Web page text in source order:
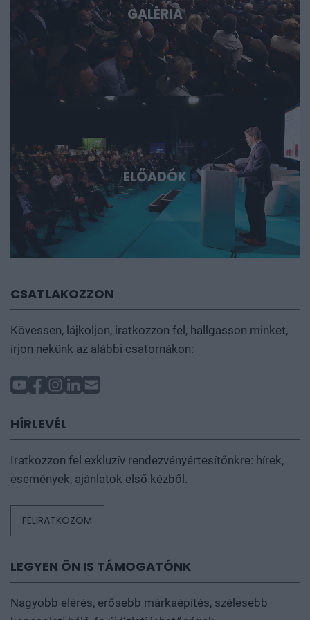
GALÉRIA
ELŐADÓK
CSATLAKOZZON
Kövessen, lájkoljon, iratkozzon fel, hallgasson minket,
írjon nekünk az alábbi csatornákon:
HÍRLEVÉL
Iratkozzon fel exkluzív rendezvényértesítőnkre: hírek,
események, ajánlatok első kézből.
FELIRATKOZOM
LEGYEN ÖN IS TÁMOGATÓNK
Nagyobb elérés, erősebb márkaépítés, szélesebb